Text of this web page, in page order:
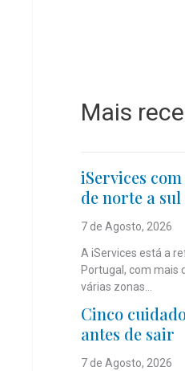
Mais
iServices
de norte a
7 de Agosto, 2026
A iServices está a
Portugal, com mais
várias zonas...
Cinco
antes de sair
7 de Agosto, 2026